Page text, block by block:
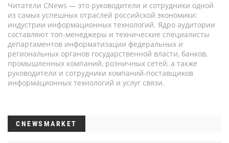
Читатели CNews — это руководители и сотрудники одной
из самых успешных отраслей российской экономики:
индустрии информационных технологий. Ядро аудитории
составляют топ-менеджеры и технические специалисты
департаментов информатизации федеральных и
региональных органов государственной власти, банков,
промышленных компаний, розничных сетей, а также
руководители и сотрудники компаний-поставщиков
информационных технологий и услуг связи.
CNEWSMARKET